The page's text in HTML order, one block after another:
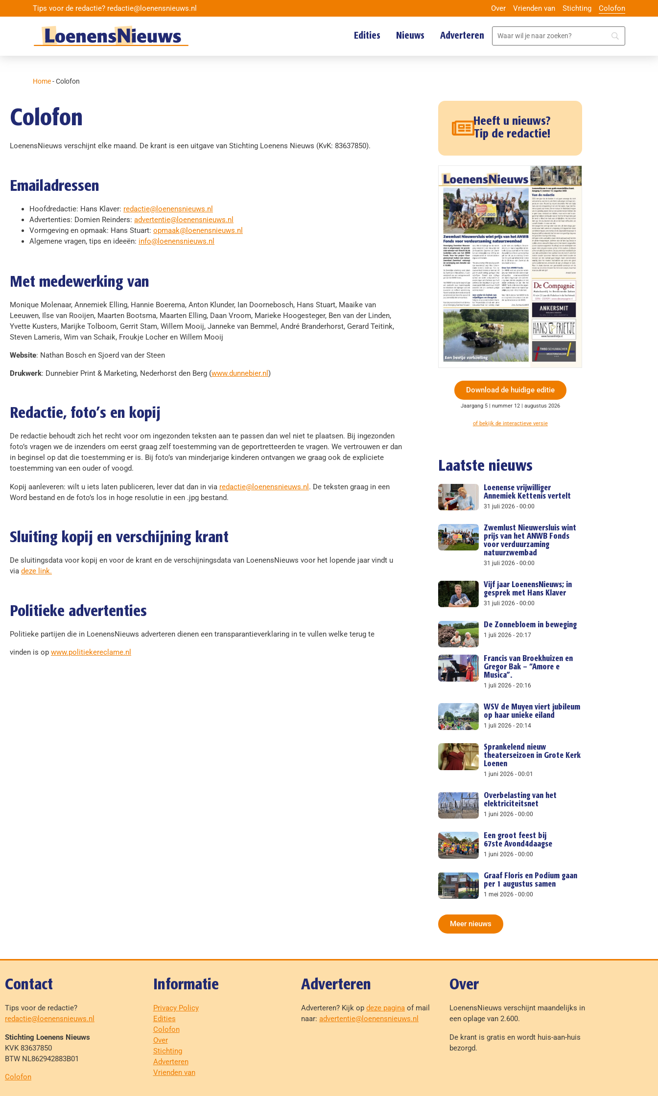
Tips voor de redactie? redactie@loenensnieuws.nl Over Vrienden van Stichting Colofon
Edities Nieuws Adverteren
Home-Colofon
Colofon
LoenensNieuws verschijnt elke maand. De krant is een uitgave van Stichting Loenens Nieuws (KvK: 83637850).
Emailadressen
Hoofdredactie: Hans Klaver: redactie@loenensnieuws.nl
Advertenties: Domien Reinders: advertentie@loenensnieuws.nl
Vormgeving en opmaak: Hans Stuart: opmaak@loenensnieuws.nl
Algemene vragen, tips en ideeën: info@loenensnieuws.nl
Met medewerking van
Monique Molenaar, Annemiek Elling, Hannie Boerema, Anton Klunder, Ian Doornebosch, Hans Stuart, Maaike van
Leeuwen, Ilse van Rooijen, Maarten Bootsma, Maarten Elling, Daan Vroom, Marieke Hoogesteger, Ben van der Linden,
Yvette Kusters, Marijke Tolboom, Gerrit Stam, Willem Mooij, Janneke van Bemmel, André Branderhorst, Gerard Teitink,
Steven Lameris, Wim van Schaik, Froukje Locher en Willem Mooij
Website: Nathan Bosch en Sjoerd van der Steen
Drukwerk: Dunnebier Print & Marketing, Nederhorst den Berg (www.dunnebier.nl )
Redactie, foto’s en kopij
De redactie behoudt zich het recht voor om ingezonden teksten aan te passen dan wel niet te plaatsen. Bij ingezonden
foto’s vragen we de inzenders om eerst graag zelf toestemming van de geportretteerden te vragen. We vertrouwen er dan
in beginsel op dat die toestemming er is. Bij foto’s van minderjarige kinderen ontvangen we graag ook de expliciete
toestemming van een ouder of voogd.
Kopij aanleveren: wilt u iets laten publiceren, lever dat dan in via redactie@loenensnieuws.nl . De teksten graag in een
Word bestand en de foto’s los in hoge resolutie in een .jpg bestand.
Sluiting kopij en verschijning krant
De sluitingsdata voor kopij en voor de krant en de verschijningsdata van LoenensNieuws voor het lopende jaar vindt u
via deze link.
Politieke advertenties
Politieke partijen die in LoenensNieuws adverteren dienen een transparantieverklaring in te vullen welke terug te
vinden is op www.politiekereclame.nl
Heeft u nieuws?
Tip de redactie!
Download de huidige editie
Jaargang 5 | nummer 12 | augustus 2026
of bekijk de interactieve versie
Laatste nieuws
Loenense vrijwilliger
Annemiek Kettenis vertelt
31 juli 2026 00:00
Zwemlust Nieuwersluis wint
prijs van het ANWB Fonds
voor verduurzaming
natuurzwembad
31 juli 2026 00:00
Vijf jaar LoenensNieuws; in
gesprek met Hans Klaver
31 juli 2026 00:00
De Zonnebloem in beweging
1 juli 2026 20:17
Francis van Broekhuizen en
Gregor Bak – “Amore e
Musica”.
1 juli 2026 20:16
WSV de Muyen viert jubileum
op haar unieke eiland
1 juli 2026 20:14
Sprankelend nieuw
theaterseizoen in Grote Kerk
Loenen
1 juni 2026 00:01
Overbelasting van het
elektriciteitsnet
1 juni 2026 00:00
Een groot feest bij
67ste Avond4daagse
1 juni 2026 00:00
Graaf Floris en Podium gaan
per 1 augustus samen
1 mei 2026 00:00
Meer nieuws
Contact
Tips voor de redactie?
redactie@loenensnieuws.nl
Stichting Loenens Nieuws
KVK 83637850
BTW NL862942883B01
Colofon
Informatie
Privacy Policy
Edities
Colofon
Over
Stichting
Adverteren
Vrienden van
Adverteren
Adverteren? Kijk op deze pagina of mail
naar: advertentie@loenensnieuws.nl
Over
LoenensNieuws verschijnt maandelijks in
een oplage van 2.600.
De krant is gratis en wordt huis-aan-huis
bezorgd.